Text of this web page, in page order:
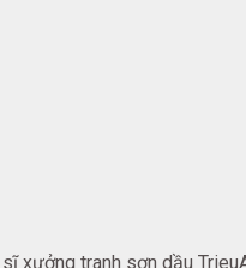
xưởng tranh sơn dầu